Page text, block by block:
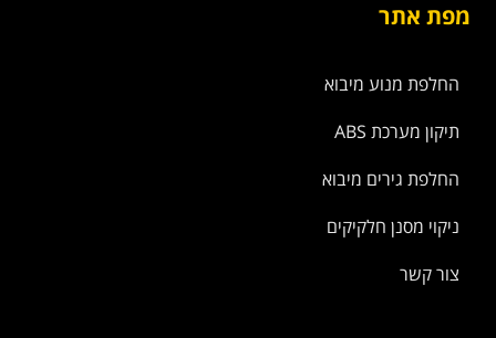
מפת אתר
החלפת מנוע מיבוא
תיקון מערכת ABS
החלפת גירים מיבוא
ניקוי מסנן חלקיקים
צור קשר